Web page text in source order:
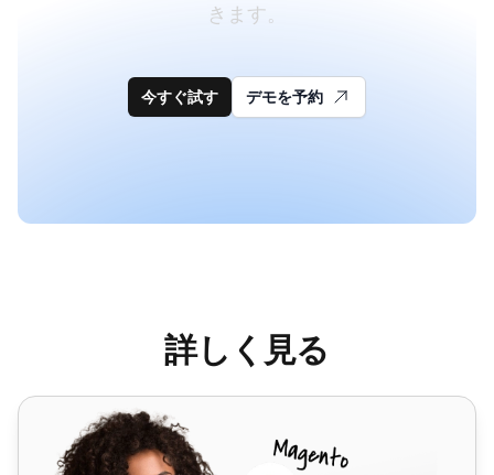
きます。
今すぐ試す デモを予約
詳しく見る
Zapier